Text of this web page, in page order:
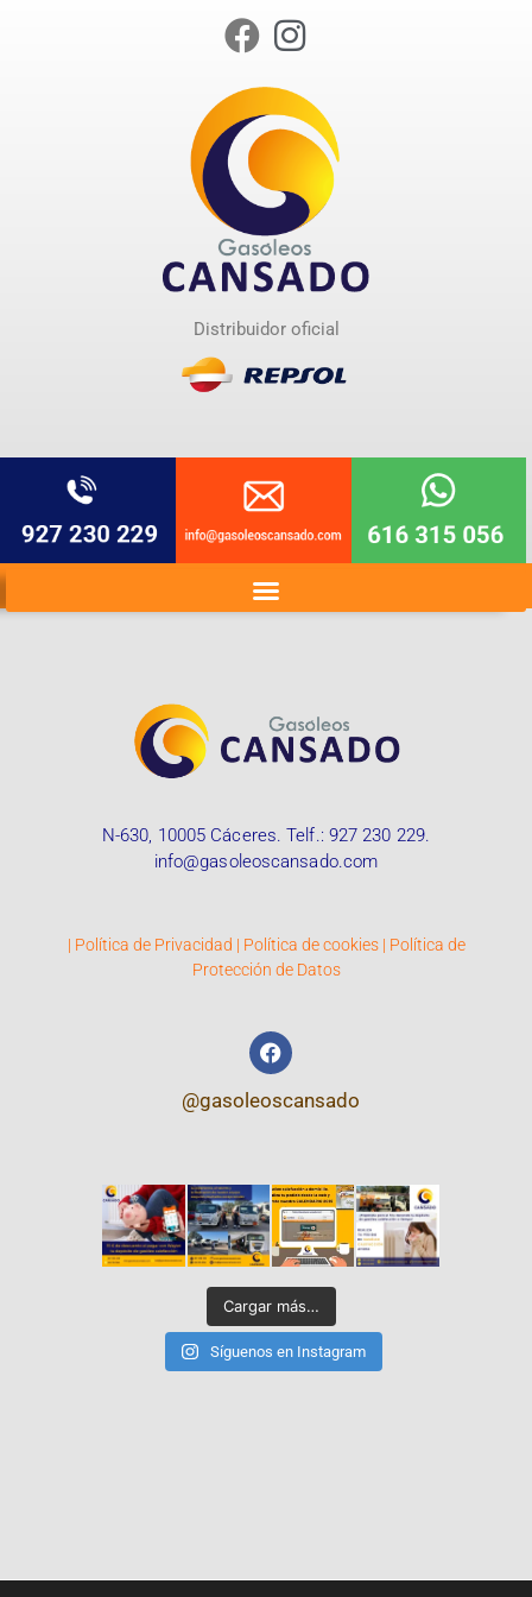
Distribuidor oficial
N-630, 10005 Cáceres. Telf.: 927 230 229.
info@gasoleoscansado.com
| Política de Privacidad | Política de cookies| Política de
Protección de Datos
@gasoleoscansado
Cargar más…
Síguenos en Instagram